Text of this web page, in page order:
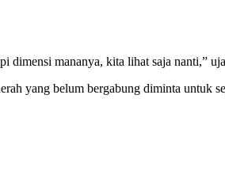
dimensi mananya, kita lihat saja nanti,”
yang belum bergabung diminta untuk